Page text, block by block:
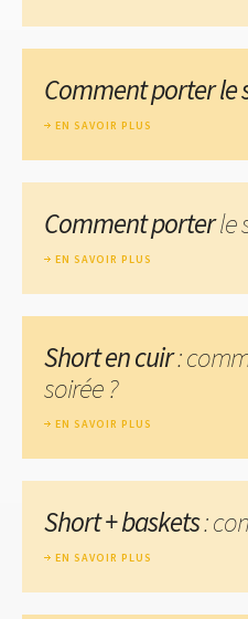
Comment porter le
EN SAVOIR PLUS
Comment porterle
EN SAVOIR PLUS
Short en cuir:
soirée ?
EN SAVOIR PLUS
Short + baskets:
EN SAVOIR PLUS